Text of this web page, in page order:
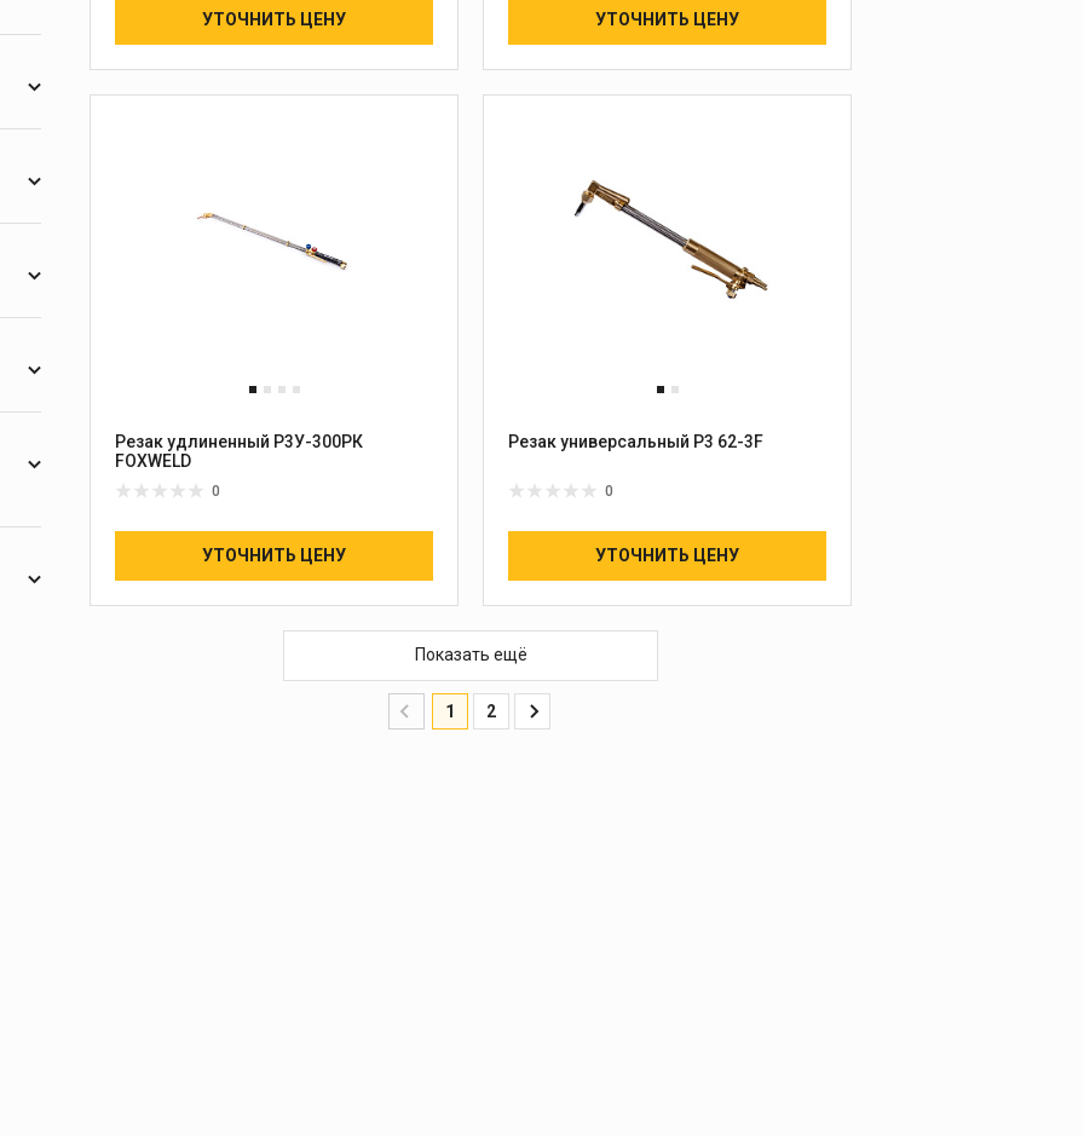
1
1
1
3
2
1
УТОЧНИТЬ ЦЕНУ УТОЧНИТЬ ЦЕНУ
Резак удлиненный Р3У-300РК
FOXWELD
0
УТОЧНИТЬ ЦЕНУ
Резак универсальный Р3 62-3F
0
УТОЧНИТЬ ЦЕНУ
Показать ещё
1 2